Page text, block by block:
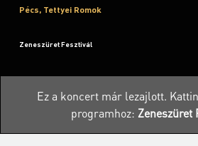
Pécs, Tettyei Romok
Zeneszüret Fesztivál
Ez a koncert már lezajlott.
programhoz: Zeneszüret